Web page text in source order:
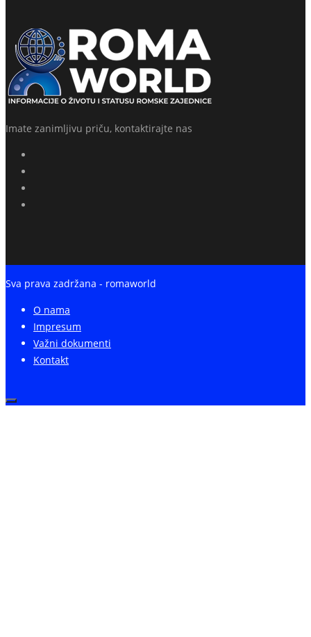
Imate zanimljivu priču, kontaktirajte nas
Sva prava zadržana - romaworld
O nama
Impresum
Važni dokumenti
Kontakt